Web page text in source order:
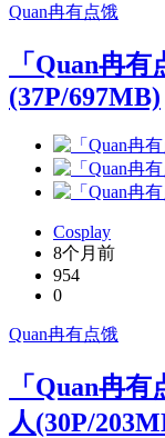
Quan冉有点饿
「Quan冉
(37P/697MB)
Cosplay
8个月前
954
0
Quan冉有点饿
「Quan冉
人(30P/